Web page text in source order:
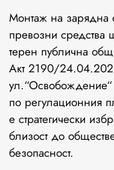
Монтаж на зарядна
превозни
терен публична
Акт 2190/
по регулационния
е стратегически
близост до
безопасност.